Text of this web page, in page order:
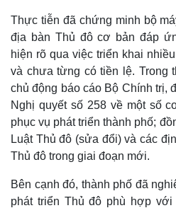
Thực tiễn đã chứng minh bộ
địa bàn Thủ đô cơ bản đáp
hiện rõ qua việc triển khai
và chưa từng có tiền lệ. Trong
chủ động báo cáo Bộ Chính trị,
Nghị quyết số 258 về một số
phục vụ phát triển thành phố;
Luật Thủ đô (sửa đổi) và các
Thủ đô trong giai đoạn mới.
Bên cạnh đó, thành phố đã
phát triển Thủ đô phù hợp